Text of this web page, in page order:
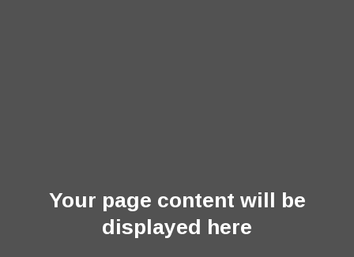
Your page content will be
displayed here